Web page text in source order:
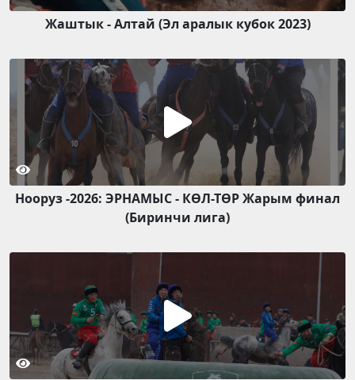
Жаштык - Алтай (Эл аралык кубок 2023)
Нооруз -2026: ЭРНАМЫС - КӨЛ-ТӨР Жарым финал
(Биринчи лига)